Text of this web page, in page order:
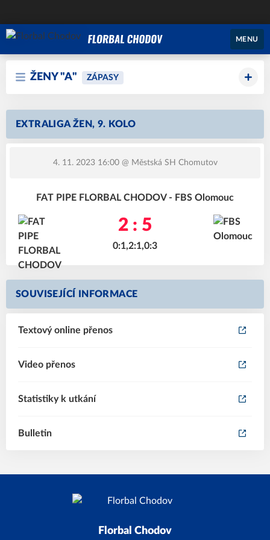
MENU
ŽENY "A" ZÁPASY
EXTRALIGA ŽEN, 9. KOLO
4. 11. 2023 16:00@ Městská SH Chomutov
FAT PIPE FLORBAL CHODOV - FBS Olomouc
2 : 5
0:1,2:1,0:3
SOUVISEJÍCÍ INFORMACE
Textový online přenos
Video přenos
Statistiky k utkání
Bulletin
Florbal Chodov